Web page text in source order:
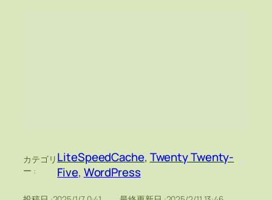
カテゴリ
ー :
LiteSpeedCache, Twenty Twenty-
Five, WordPress